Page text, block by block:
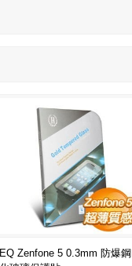
EQ Zenfone 5 0.3mm 防爆鋼